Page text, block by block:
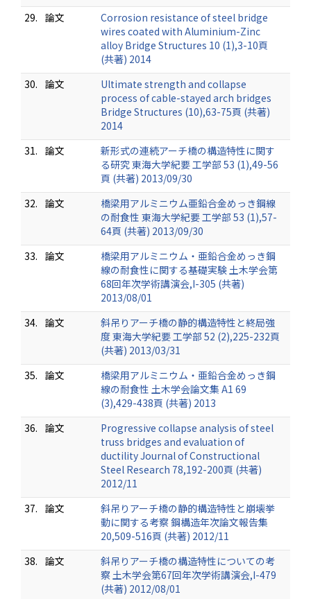
29. 論文
Corrosion resistance of steel bridge
wires coated with Aluminium-Zinc
alloy Bridge Structures 10 (1),3-10頁
(共著) 2014
30. 論文
Ultimate strength and collapse
process of cable-stayed arch bridges
Bridge Structures (10),63-75頁 (共著)
2014
31. 論文
新形式の連続アーチ橋の構造特性に関す
る研究 東海大学紀要 工学部 53 (1),49-56
頁 (共著) 2013/09/30
32. 論文
橋梁用アルミニウム亜鉛合金めっき鋼線
の耐食性 東海大学紀要 工学部 53 (1),57-
64頁 (共著) 2013/09/30
33. 論文
橋梁用アルミニウム・亜鉛合金めっき鋼
線の耐食性に関する基礎実験 土木学会第
68回年次学術講演会,I-305 (共著)
2013/08/01
34. 論文
斜吊りアーチ橋の静的構造特性と終局強
度 東海大学紀要 工学部 52 (2),225-232頁
(共著) 2013/03/31
35. 論文
橋梁用アルミニウム・亜鉛合金めっき鋼
線の耐食性 土木学会論文集 A1 69
(3),429-438頁 (共著) 2013
36. 論文
Progressive collapse analysis of steel
truss bridges and evaluation of
ductility Journal of Constructional
Steel Research 78,192-200頁 (共著)
2012/11
37. 論文
斜吊りアーチ橋の静的構造特性と崩壊挙
動に関する考察 鋼構造年次論文報告集
20,509-516頁 (共著) 2012/11
38. 論文
斜吊りアーチ橋の構造特性についての考
察 土木学会第67回年次学術講演会,I-479
(共著) 2012/08/01